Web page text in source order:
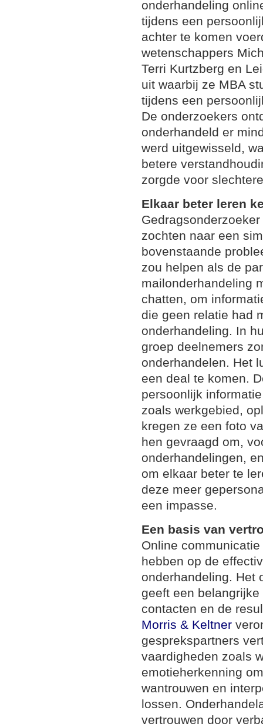
onderhandeling
tijdens een
achter te komen
wetenschappers
Terri Kurtzberg en
uit waarbij ze MBA
tijdens een
De onderzoekers
onderhandeld er
werd uitgewisseld,
betere
zorgde voor
Elkaar beter leren
Gedragsonderzoeker
zochten naar een
bovenstaande
zou helpen als de
mailonderhandeling
chatten, om
die geen relatie had
onderhandeling. In
groep deelnemers
onderhandelen. Het
een deal te komen.
persoonlijk
zoals werkgebied,
kregen ze een foto
hen gevraagd om,
onderhandelingen,
om elkaar beter te
deze meer
een impasse.
Een basis van
Online
hebben op de
onderhandeling. Het
geeft een
contacten en de
Morris & Keltner
gesprekspartners
vaardigheden zoals
emotieherkenning
wantrouwen en
lossen.
vertrouwen door